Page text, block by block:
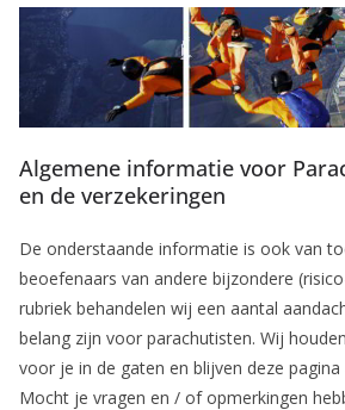
Algemene informatie voor
en de verzekeringen
De onderstaande informatie is ook van
beoefenaars van andere bijzondere
rubriek behandelen wij een aantal
belang zijn voor parachutisten. Wij
voor je in de gaten en blijven deze
Mocht je vragen en / of opmerkingen